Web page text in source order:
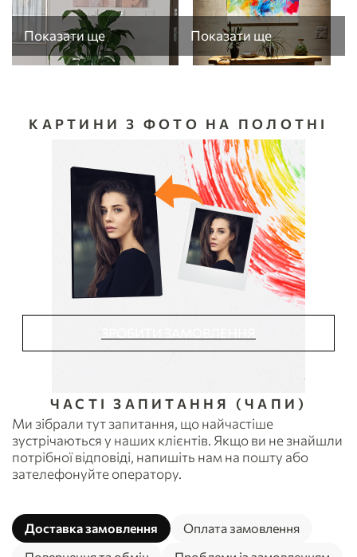
Показати ще Показати ще
КАРТИНИ З ФОТО НА ПОЛОТНІ
ЧАСТІ ЗАПИТАННЯ (ЧАПИ)
Ми зібрали тут запитання, що найчастіше
зустрічаються у наших клієнтів. Якщо ви не знайшли
потрібної відповіді, напишіть нам на пошту або
зателефонуйте оператору.
Доставка замовлення
Оплата замовлення